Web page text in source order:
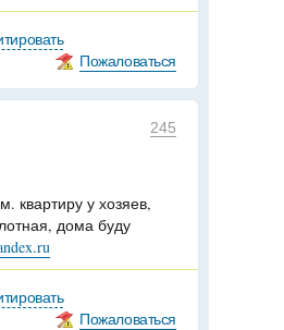
Пожаловаться
245
квартиру у хозяев,
дома буду
Пожаловаться